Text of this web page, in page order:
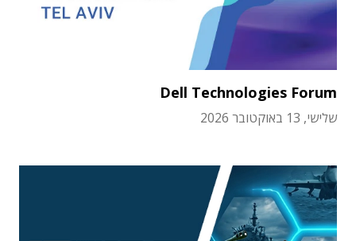
Dell Technologies Forum
שלישי, 13 באוקטובר 2026